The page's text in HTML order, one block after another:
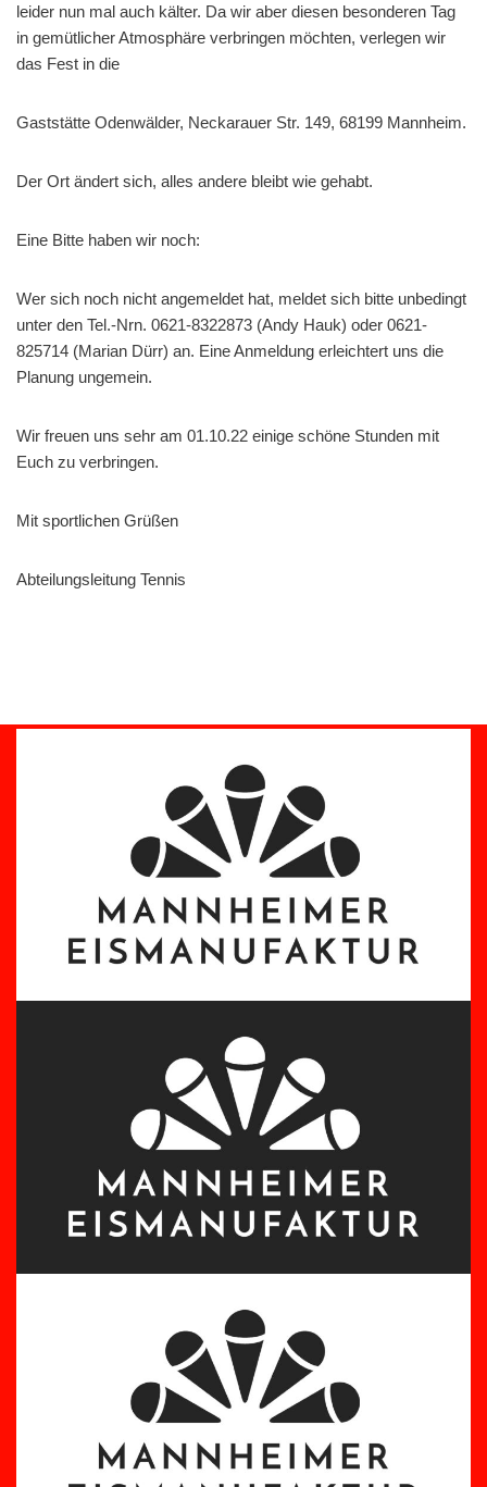
leider nun mal auch kälter. Da wir aber diesen besonderen Tag
in gemütlicher Atmosphäre verbringen möchten, verlegen wir
das Fest in die
Gaststätte Odenwälder, Neckarauer Str. 149, 68199 Mannheim.
Der Ort ändert sich, alles andere bleibt wie gehabt.
Eine Bitte haben wir noch:
Wer sich noch nicht angemeldet hat, meldet sich bitte unbedingt
unter den Tel.-Nrn. 0621-8322873 (Andy Hauk) oder 0621-
825714 (Marian Dürr) an. Eine Anmeldung erleichtert uns die
Planung ungemein.
Wir freuen uns sehr am 01.10.22 einige schöne Stunden mit
Euch zu verbringen.
Mit sportlichen Grüßen
Abteilungsleitung Tennis